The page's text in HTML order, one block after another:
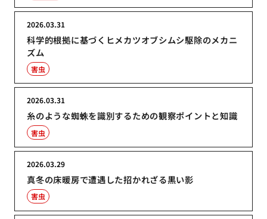
科学的根拠に基づくヒメカツオブシムシ駆除のメカニ
ズム
2026.03.31
害虫
糸のような蜘蛛を識別するための観察ポイントと知識
2026.03.31
害虫
真冬の床暖房で遭遇した招かれざる黒い影
2026.03.29
害虫